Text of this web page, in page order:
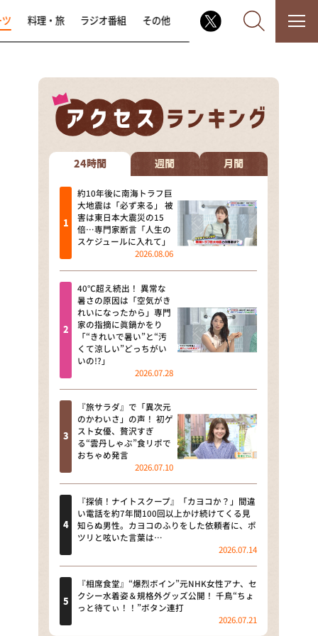
なるみ・岡村の過ぎるTV
相席食堂
これ余談なんですけど・・・
～人生密着トークバラエティ！
～ やすとものいたって真剣です
探偵！ナイトスクープ
news おかえり
河合＆A.B.C-Z塚田×福井アナ
「なんでやねん！？」（news お
かえり）
DAIGOも台所 ～きょうの献立 何
にする？～
本日はダイアンなり！シーズン２
朝だ！生です旅サラダ
教えて！ニュースライブ 正義の
ミカタ
ＬＩＦＥ～夢のカタチ～
新婚さんいらっしゃい！
ポツンと一軒家
ザキ山小屋本館
料理・旅 ラジオ番組 その他
24時間 週間 月間
約10年後に南海トラフ巨
大地震は「必ず来る」 被
害は東日本大震災の15
倍…専門家断言「人生の
スケジュールに入れて」
2026.08.06
40℃超え続出！ 異常な
暑さの原因は「空気がき
れいになったから」専門
家の指摘に眞鍋かをり
「“きれいで暑い”と“汚
くて涼しい”どっちがい
いの!?」
2026.07.28
『旅サラダ』で「異次元
のかわいさ」の声！ 初ゲ
スト女優、贅沢すぎ
る“雲丹しゃぶ”食リポで
おちゃめ発言
2026.07.10
『探偵！ナイトスクープ』「カヨコか？」間違
い電話を約7年間100回以上かけ続けてくる見
知らぬ男性。カヨコのふりをした依頼者に、ポ
ツリと呟いた言葉は…
2026.07.14
『相席食堂』“爆烈ボイン”元NHK女性アナ、セ
クシー水着姿＆規格外グッズ公開！ 千鳥“ちょ
っと待てぃ！！”ボタン連打
2026.07.21